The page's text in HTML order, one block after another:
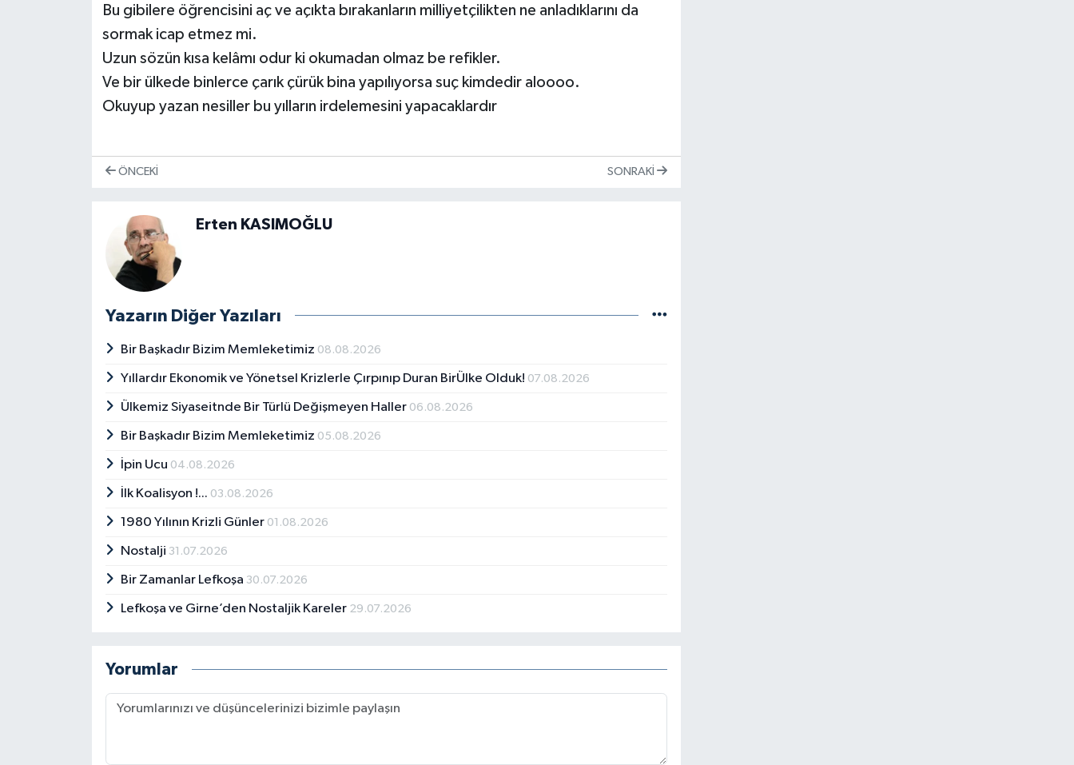
Bu gibilere öğrencisini aç ve açıkta bırakanların milliyetçilikten ne anladıklarını da
sormak icap etmez mi.
Uzun sözün kısa kelâmı odur ki okumadan olmaz be refikler.
Ve bir ülkede binlerce çarık çürük bina yapılıyorsa suç kimdedir aloooo.
Okuyup yazan nesiller bu yılların irdelemesini yapacaklardır
ÖNCEKI SONRAKI
Erten KASIMOĞLU
Yazarın Diğer Yazıları
Bir Başkadır Bizim Memleketimiz 08.08.2026
Yıllardır Ekonomik ve Yönetsel Krizlerle Çırpınıp Duran BirÜlke Olduk! 07.08.2026
Ülkemiz Siyaseitnde Bir Türlü Değişmeyen Haller 06.08.2026
Bir Başkadır Bizim Memleketimiz 05.08.2026
İpin Ucu 04.08.2026
İlk Koalisyon !... 03.08.2026
1980 Yılının Krizli Günler 01.08.2026
Nostalji 31.07.2026
Bir Zamanlar Lefkoşa 30.07.2026
Lefkoşa ve Girne’den Nostaljik Kareler 29.07.2026
Yorumlar